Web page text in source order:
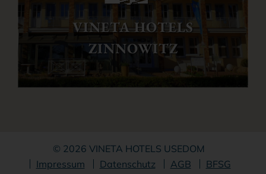
VINETA HOTELS
ZINNOWITZ
© 2026 VINETA HOTELS USEDOM
Navigation
Impressum Datenschutz AGB BFSG